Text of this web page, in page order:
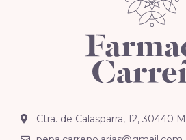
Ctra. de Calasparra, 12, 30440